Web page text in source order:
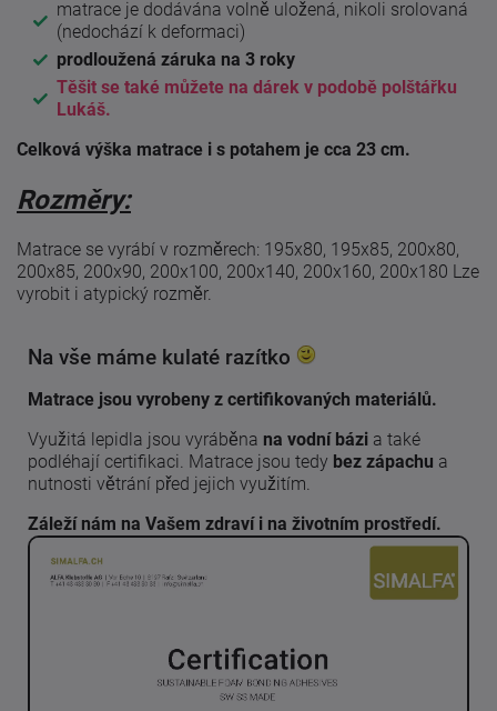
matrace je dodávána volně uložená, nikoli srolovaná
(nedochází k deformaci)
prodloužená záruka na 3 roky
Těšit se také můžete na dárek v podobě polštářku
Lukáš.
Celková výška matrace i s potahem je cca 23 cm.
Rozměry:
Matrace se vyrábí v rozměrech: 195x80, 195x85, 200x80,
200x85, 200x90, 200x100, 200x140, 200x160, 200x180 Lze
vyrobit i atypický rozměr.
Na vše máme kulaté razítko
Matrace jsou vyrobeny z certifikovaných materiálů.
Využitá lepidla jsou vyráběna na vodní bázi a také
podléhají certifikaci. Matrace jsou tedy bez zápachu a
nutnosti větrání před jejich využitím.
Záleží nám na Vašem zdraví i na životním prostředí.